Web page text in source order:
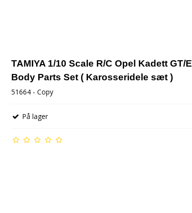
TAMIYA 1/10 Scale R/C Opel Kadett GT/E
Body Parts Set ( Karosseridele sæt )
51664 - Copy
På lager